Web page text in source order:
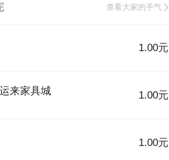
查看大家的手气
1.00元
来家具城 1.00元
1.00元